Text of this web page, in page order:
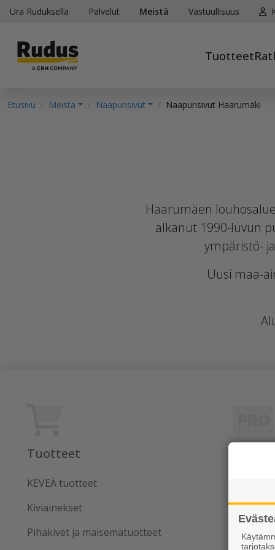
Ura Ruduksella Palvelut Meistä Vastuullisuus
Tuotteet
Etusivu Meistä Naapurisivut Naapurisivut Haarumäki
Haarumäen
alkanut 1990-luvun
ympäristö-
Uusi maa-
Tuotteet
KEVEÄ tuotteet
Kiviainekset
Pihakivet ja maisematuotteet
Tilaa